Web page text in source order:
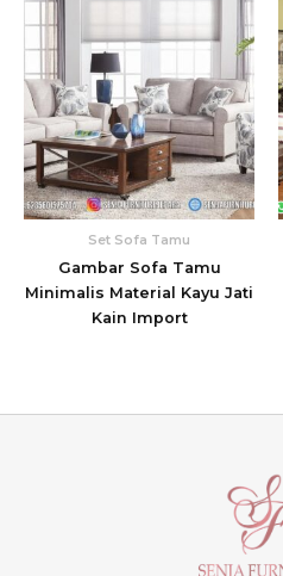
Set Sofa Tamu
Gambar Sofa Tamu
Minimalis Material Kayu Jati
Kain Import